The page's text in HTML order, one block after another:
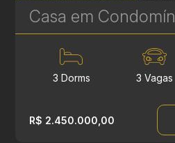
3 Dorms 3 Vagas
R$ 2.450.000,00